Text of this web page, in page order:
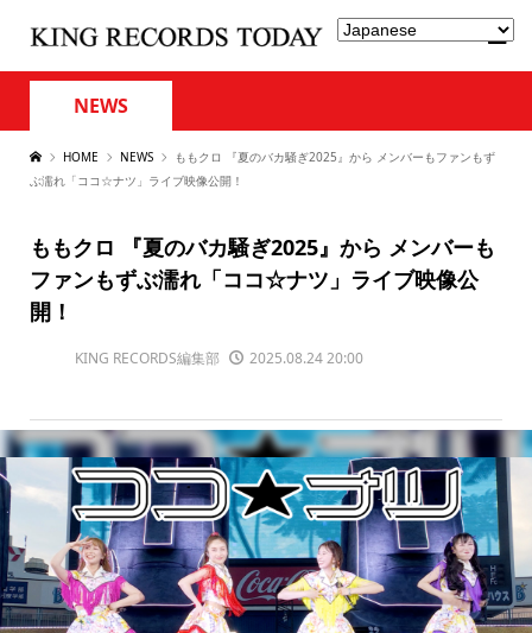
NEWS
HOME NEWS
ももクロ 『夏のバカ騒ぎ2025』から メンバーもファンもず
ぶ濡れ「ココ☆ナツ」ライブ映像公開！
ももクロ 『夏のバカ騒ぎ2025』から メンバーも
ファンもずぶ濡れ「ココ☆ナツ」ライブ映像公
開！
KING RECORDS編集部 2025.08.24 20:00